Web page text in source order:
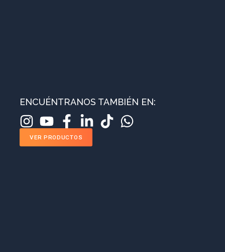
ENCUÉNTRANOS TAMBIÉN EN:
VER PRODUCTOS